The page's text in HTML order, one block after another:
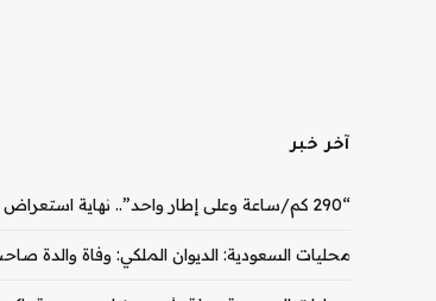
آخر خبر
“290 كم/ساعة وعلى إطار واحد”.. نهاية استعراض خطير في شوارع دبي
محليات السعودية: الديوان الملكي: وفاة والدة